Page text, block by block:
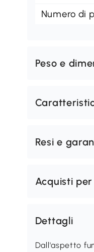
Numero di
Peso e
Resi e
Acquisti
Dettagli
Dall'aspetto